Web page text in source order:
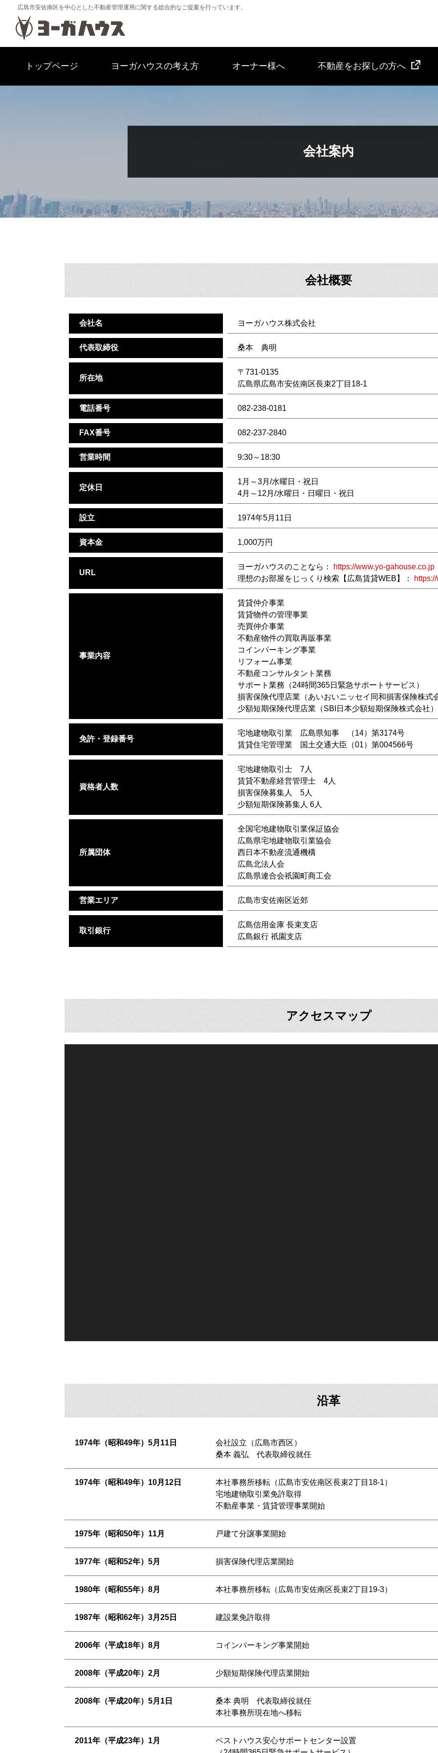
広島市安佐南区を中心とした不動産管理運用に関する総合的なご提案を行っています。
トップページ ヨーガハウスの考え方 オーナー様へ 不動産をお探しの方へ
会社案内
会社概要
会社名 ヨーガハウス株式会社
代表取締役 桑本 典明
所在地
〒731-0135
広島県広島市安佐南区長束2丁目18-1
電話番号 082-238-0181
FAX番号 082-237-2840
営業時間 9:30～18:30
定休日
1月～3月/水曜日・祝日
4月～12月/水曜日・日曜日・祝日
設立 1974年5月11日
資本金 1,000万円
URL
ヨーガハウスのことなら：
https://www.yo-gahouse.co.jp
理想のお部屋をじっくり検索【広島賃貸WEB】：
事業内容
賃貸仲介事業
賃貸物件の管理事業
売買仲介事業
不動産物件の買取再販事業
コインパーキング事業
リフォーム事業
不動産コンサルタント業務
サポート業務（24時間365日緊急サポートサービス）
損害保険代理店業（あいおいニッセイ同和損害保険株式
少額短期保険代理店業（SBI日本少額短期保険株式会社）
免許・登録番号
宅地建物取引業 広島県知事 （14）第3174号
賃貸住宅管理業 国土交通大臣（01）第004566号
資格者人数
宅地建物取引士 7人
賃貸不動産経営管理士 4人
損害保険募集人 5人
少額短期保険募集人 6人
所属団体
全国宅地建物取引業保証協会
広島県宅地建物取引業協会
西日本不動産流通機構
広島北法人会
広島県連合会祇園町商工会
営業エリア 広島市安佐南区近郊
取引銀行
広島信用金庫 長束支店
広島銀行 祇園支店
アクセスマップ
沿革
1974年（昭和49年）5月11日
会社設立（広島市西区）
桑本 義弘 代表取締役就任
1974年（昭和49年）10月12日
本社事務所移転（広島市安佐南区長束2丁目18-1）
宅地建物取引業免許取得
不動産事業・賃貸管理事業開始
1975年（昭和50年）11月 戸建て分譲事業開始
1977年（昭和52年）5月 損害保険代理店業開始
1980年（昭和55年）8月 本社事務所移転（広島市安佐南区長束2丁目19-3）
1987年（昭和62年）3月25日 建設業免許取得
2006年（平成18年）8月 コインパーキング事業開始
2008年（平成20年）2月 少額短期保険代理店業開始
2008年（平成20年）5月1日
桑本 典明 代表取締役就任
本社事務所現在地へ移転
2011年（平成23年）1月
ベストハウス安心サポートセンター設置